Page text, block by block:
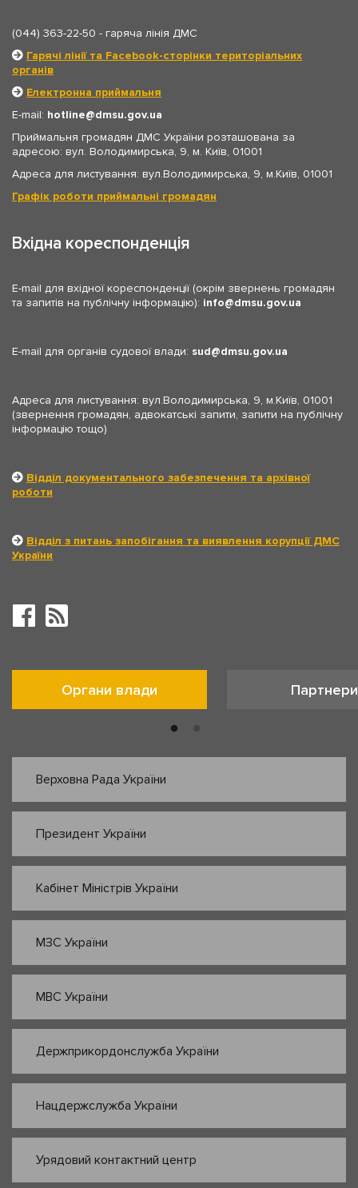
(044) 363-22-50 - гаряча лінія ДМС
Гарячі лінії та Facebook-сторінки територіальних
органів
Електронна приймальня
E-mail: hotline
dmsu.gov.ua
Приймальня громадян ДМС України розташована за
адресою: вул. Володимирська, 9, м. Київ, 01001
Адреса для листування: вул.Володимирська, 9, м.Київ, 01001
Графік роботи приймальні громадян
Вхідна кореспонденція
E-mail для вхідної кореспонденції (окрім звернень громадян
та запитів на публічну інформацію): info dmsu.gov.ua
E-mail для органів судової влади: sud dmsu.gov.ua
Адреса для листування: вул.Володимирська, 9, м.Київ, 01001
(звернення громадян, адвокатські запити, запити на публічну
інформацію тощо)
Відділ документального забезпечення та архівної
роботи
Відділ з питань запобігання та виявлення корупції ДМС
України
Органи влади Партнери
Верховна Рада України
Президент України
Кабінет Міністрів України
МЗС України
МВС України
Держприкордонслужба України
Нацдержслужба України
Урядовий контактний центр